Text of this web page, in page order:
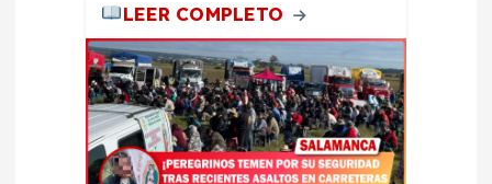
LEER COMPLETO